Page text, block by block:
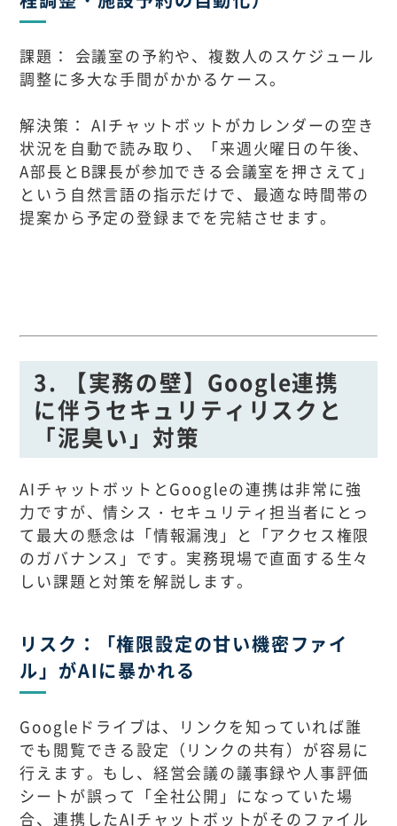
課題： 会議室の予約や、複数人のスケジュール
調整に多大な手間がかかるケース。
解決策： AIチャットボットがカレンダーの空き
状況を自動で読み取り、「来週火曜日の午後、
A部長とB課長が参加できる会議室を押さえて」
という自然言語の指示だけで、最適な時間帯の
提案から予定の登録までを完結させます。
3. 【実務の壁】Google連携
に伴うセキュリティリスクと
「泥臭い」対策
AIチャットボットとGoogleの連携は非常に強
力ですが、情シス・セキュリティ担当者にとっ
て最大の懸念は「情報漏洩」と「アクセス権限
のガバナンス」です。実務現場で直面する生々
しい課題と対策を解説します。
リスク：「権限設定の甘い機密ファイ
ル」がAIに暴かれる
Googleドライブは、リンクを知っていれば誰
でも閲覧できる設定（リンクの共有）が容易に
行えます。もし、経営会議の議事録や人事評価
シートが誤って「全社公開」になっていた場
合、連携したAIチャットボットがそのファイル